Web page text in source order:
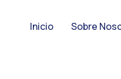
Inicio Sobre